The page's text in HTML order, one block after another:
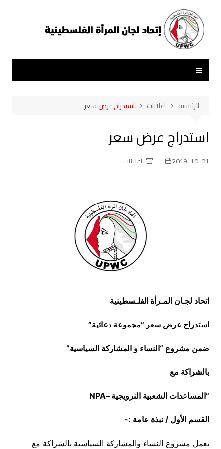
المحتوى
الرئيسية اعلانات استدراج عرض سعر
استدراج عرض سعر
2019-10-01 اعلانات
اتحاد لجـان المـرأة الفلـسطينية
استدراج عرض سعر “مجموعة دعائية”
ضمن مشروع “النساء و المشاركة السياسية”
بالشراكة مع
“المساعدات الشعبية النرويجية –NPA
القسم الأول / نبذة عامة :-
يعمل مشروع النساء والمشاركة السياسية بالشراكة مع